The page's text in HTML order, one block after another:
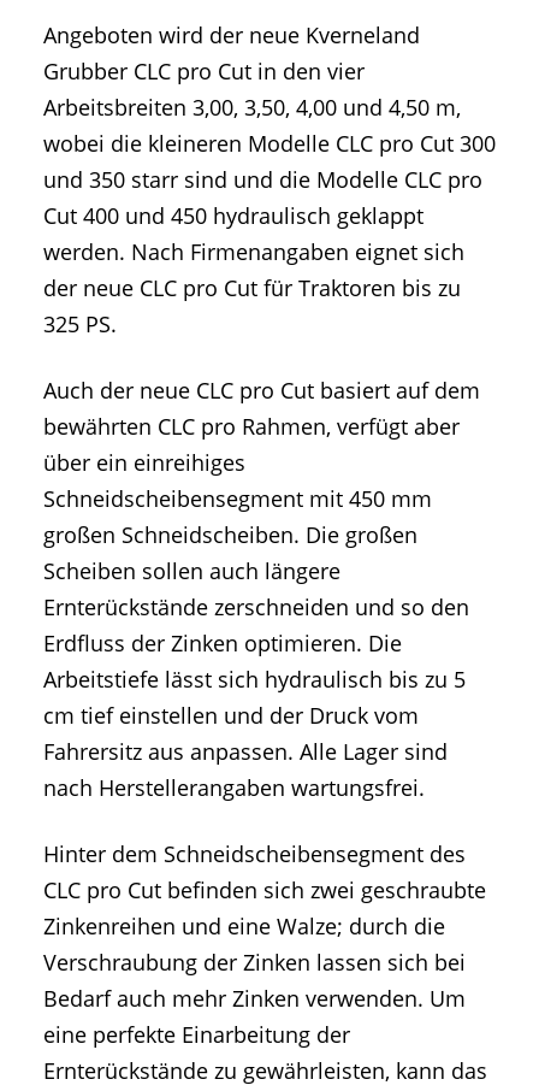
Angeboten wird der neue Kverneland
Grubber CLC pro Cut in den vier
Arbeitsbreiten 3,00, 3,50, 4,00 und 4,50 m,
wobei die kleineren Modelle CLC pro Cut 300
und 350 starr sind und die Modelle CLC pro
Cut 400 und 450 hydraulisch geklappt
werden. Nach Firmenangaben eignet sich
der neue CLC pro Cut für Traktoren bis zu
325 PS.
Auch der neue CLC pro Cut basiert auf dem
bewährten CLC pro Rahmen, verfügt aber
über ein einreihiges
Schneidscheibensegment mit 450 mm
großen Schneidscheiben. Die großen
Scheiben sollen auch längere
Ernterückstände zerschneiden und so den
Erdfluss der Zinken optimieren. Die
Arbeitstiefe lässt sich hydraulisch bis zu 5
cm tief einstellen und der Druck vom
Fahrersitz aus anpassen. Alle Lager sind
nach Herstellerangaben wartungsfrei.
Hinter dem Schneidscheibensegment des
CLC pro Cut befinden sich zwei geschraubte
Zinkenreihen und eine Walze; durch die
Verschraubung der Zinken lassen sich bei
Bedarf auch mehr Zinken verwenden. Um
eine perfekte Einarbeitung der
Ernterückstände zu gewährleisten, kann das